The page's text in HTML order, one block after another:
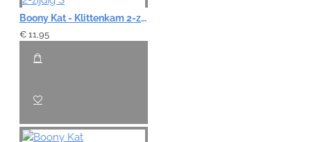
Boony Kat - Klittenkam 2-zijdig S
€ 11,95